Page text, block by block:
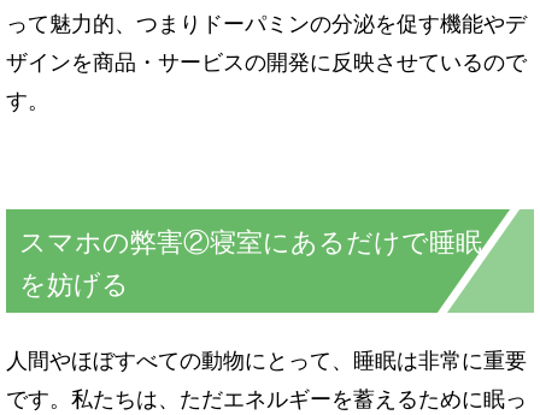
って魅力的、つまりドーパミンの分泌を促す機能やデ
ザインを商品・サービスの開発に反映させているので
す。
スマホの弊害②寝室にあるだけで睡眠
を妨げる
人間やほぼすべての動物にとって、睡眠は非常に重要
です。私たちは、ただエネルギーを蓄えるために眠っ